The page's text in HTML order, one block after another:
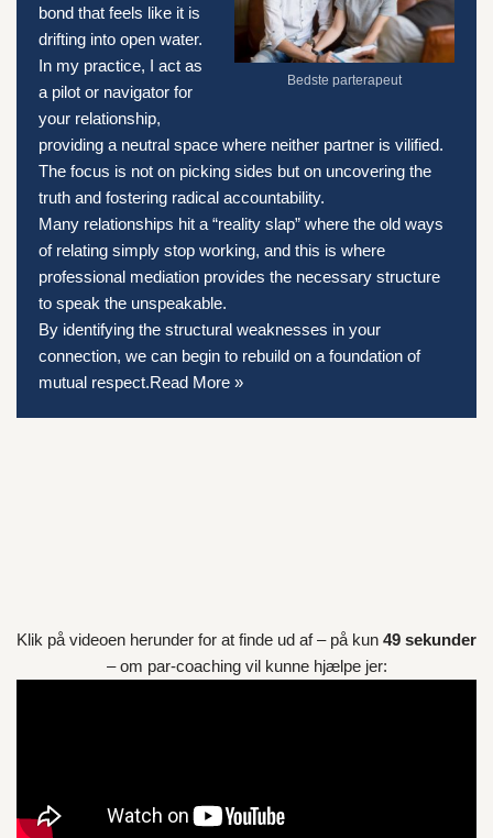
Bedste parterapeut
bond that feels like it is
drifting into open water.
In my practice, I act as
a pilot or navigator for
your relationship,
providing a neutral space where neither partner is vilified.
The focus is not on picking sides but on uncovering the
truth and fostering radical accountability.
Many relationships hit a “reality slap” where the old ways
of relating simply stop working, and this is where
professional mediation provides the necessary structure
to speak the unspeakable.
By identifying the structural weaknesses in your
connection, we can begin to rebuild on a foundation of
mutual respect.Read More »
Klik på videoen herunder for at finde ud af – på kun 49 sekunder
– om par-coaching vil kunne hjælpe jer: